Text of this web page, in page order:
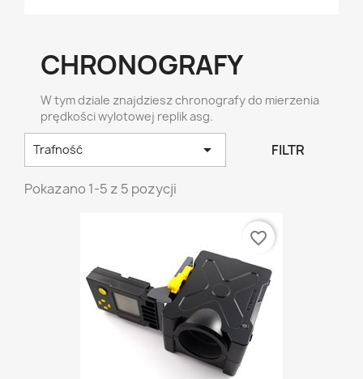
CHRONOGRAFY
W tym dziale znajdziesz chronografy do mierzenia
prędkości wylotowej replik asg.
Trafność  FILTR
Pokazano 1-5 z 5 pozycji
favorite_border